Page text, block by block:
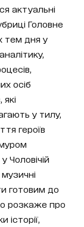
актуальні
Головне
тем дня у
осіб
у тилу,
героїв
Чоловічій
готовим до
розкаже про
історії,